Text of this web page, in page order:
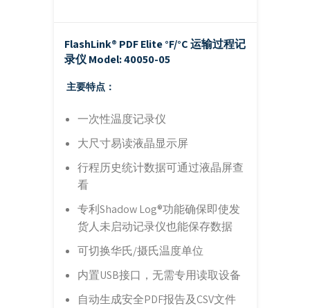
FlashLink® PDF Elite °F/°C 运输过程记
录仪Model: 40050-05
主要特点：
一次性温度记录仪
大尺寸易读液晶显示屏
行程历史统计数据可通过液晶屏查
看
专利Shadow Log®功能确保即使发
货人未启动记录仪也能保存数据
可切换华氏/摄氏温度单位
内置USB接口，无需专用读取设备
自动生成安全PDF报告及CSV文件